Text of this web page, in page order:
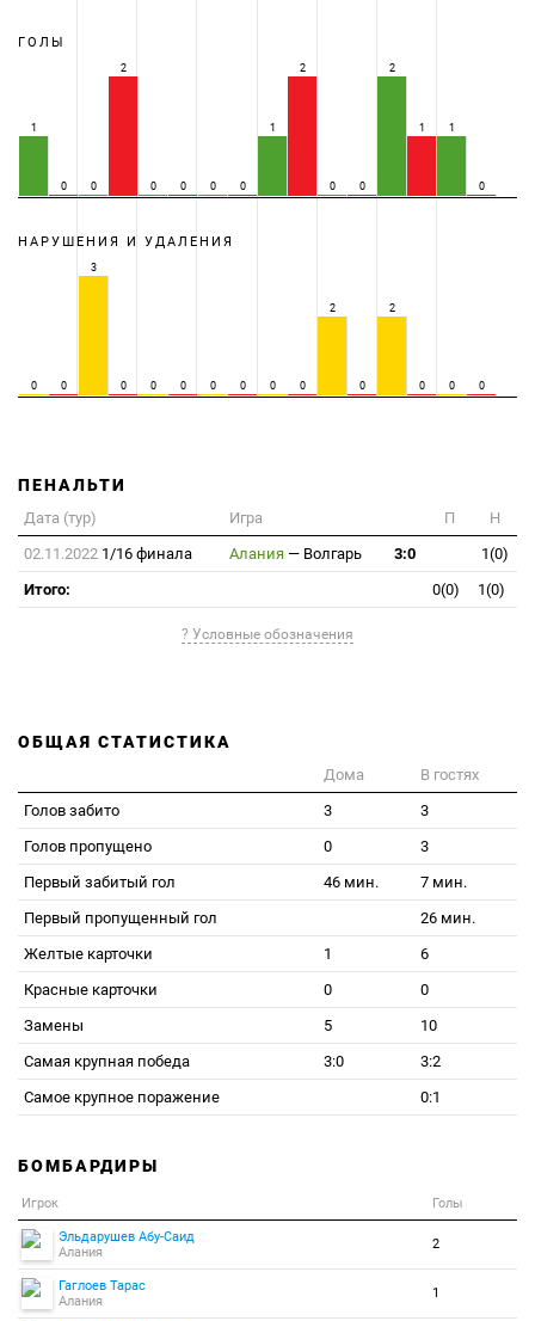
ГОЛЫ
1
0 0
2
0 0 0 0
1
2
0 0
2
1 1
0
НАРУШЕНИЯ И УДАЛЕНИЯ
0 0
3
0 0 0 0 0 0 0
2
0
2
0 0 0
ПЕНАЛЬТИ
Дата (тур) Игра П
Н
02.11.2022 1/16 финала Алания — Волгарь 3:0
1(0)
Итого:
0(0) 1(0)
? Условные обозначения
ОБЩАЯ СТАТИСТИКА
Дома
В гостях
Голов забито
3
3
Голов пропущено
0
3
Первый забитый гол
46 мин.
7 мин.
Первый пропущенный гол
26 мин.
Желтые карточки
1
6
Красные карточки
0
0
Замены
5
10
Самая крупная победа
3:0
3:2
Самое крупное поражение
0:1
БОМБАРДИРЫ
Игрок Голы
Эльдарушев Абу-Саид
Алания
2
Гаглоев Тарас
Алания
1